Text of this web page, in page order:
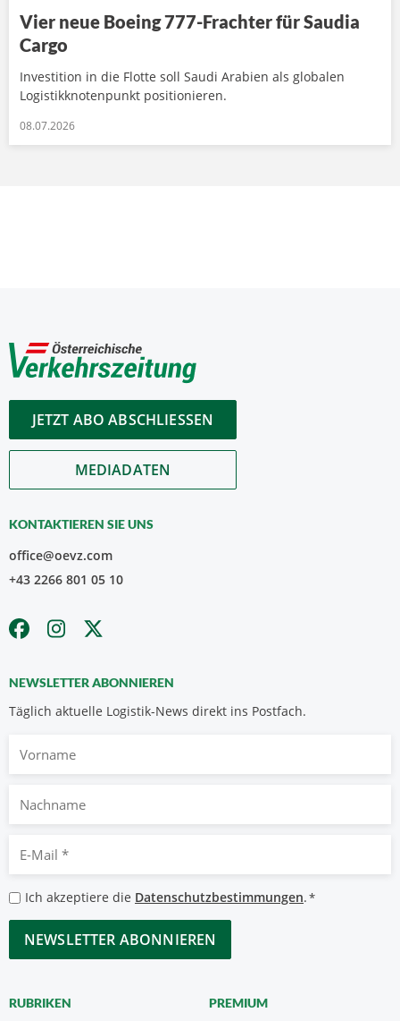
Vier neue Boeing 777-Frachter für Saudia
Cargo
Investition in die Flotte soll Saudi Arabien als globalen
Logistikknotenpunkt positionieren.
08.07.2026
JETZT ABO ABSCHLIESSEN
MEDIADATEN
KONTAKTIEREN SIE UNS
office@oevz.com
+43 2266 801 05 10
NEWSLETTER ABONNIEREN
Täglich aktuelle Logistik-News direkt ins Postfach.
Nachname
Mail
*
Datenschutzbestimmungen
*
Ich akzeptiere die Datenschutzbestimmungen.*
CAPTCHA
RUBRIKEN PREMIUM